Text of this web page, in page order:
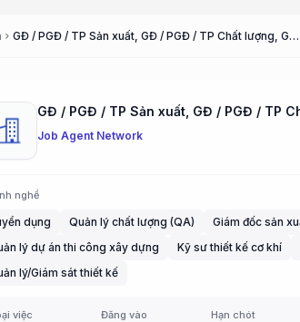
chevron_right GĐ / PGĐ / TP Sản xuất, GĐ / PGĐ / TP Chất lượng, GĐ / PGĐ / TP PIE, Trưởng phòng PE (CNC), Chuyên viên PM, Chuyên viên Tuyển dụng, Trưởng phòng Thiết kế, Kỹ sư Thiết kế Cơ khí (Manager / Deputy Manager / Production Manager, Manager / Deputy Manager / ...
Job Agent Network
nghề
dụng Quản lý chất lượng (QA) Giám đốc sản
lý dự án thi công xây dựng
Kỹ sư thiết kế cơ khí
lý/Giám sát thiết kế
việc Đăng vào Hạn chót